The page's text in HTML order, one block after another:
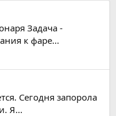
Задача -
к фаре...
Сегодня запорола
Я...